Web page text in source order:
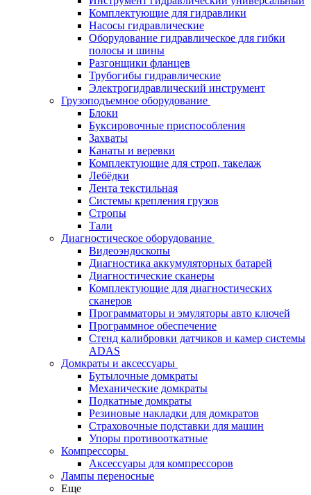
Комплектующие для гидравлики
Насосы гидравлические
Оборудование гидравлическое для гибки
полосы и шины
Разгонщики фланцев
Трубогибы гидравлические
Электрогидравлический инструмент
Грузоподъемное оборудование
Блоки
Буксировочные приспособления
Захваты
Канаты и веревки
Комплектующие для строп, такелаж
Лебёдки
Лента текстильная
Системы крепления грузов
Стропы
Тали
Диагностическое оборудование
Видеоэндоскопы
Диагностика аккумуляторных батарей
Диагностические сканеры
Комплектующие для диагностических
сканеров
Программаторы и эмуляторы авто ключей
Программное обеспечение
Стенд калибровки датчиков и камер системы
ADAS
Домкраты и аксессуары
Бутылочные домкраты
Механические домкраты
Подкатные домкраты
Резиновые накладки для домкратов
Страховочные подставки для машин
Упоры противооткатные
Компрессоры
Аксессуары для компрессоров
Лампы переносные
Еще